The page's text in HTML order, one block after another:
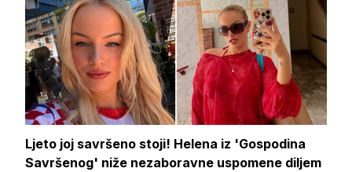
Ljeto joj savršeno stoji! Helena iz 'Gospodina
Savršenog' niže nezaboravne uspomene diljem